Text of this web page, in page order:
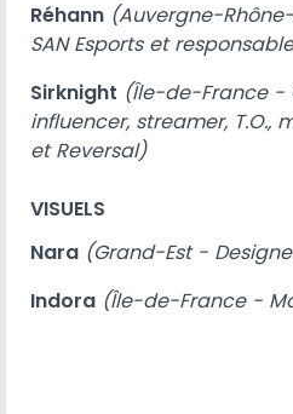
Réhann (Auvergne-
SAN Esports et
Sirknight (Île-de-France -
influencer, streamer, T.O.,
et Reversal)
VISUELS
Nara (Grand-Est -
Indora (Île-de-France -